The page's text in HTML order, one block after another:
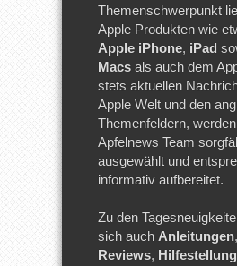
Themenschwerpunkt
Apple Produkten wie
Apple iPhone, iPad
Macs als auch dem
stets aktuellen
Apple Welt und den
Themenfeldern,
Apfelnews Team
ausgewählt und
informativ aufbereitet.
Zu den
sich auch Anleitungen,
Reviews,